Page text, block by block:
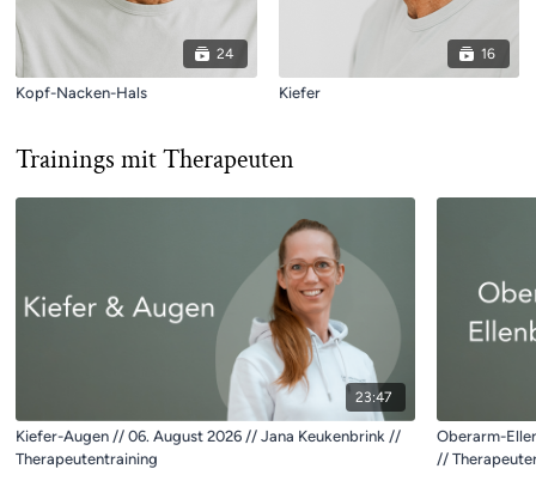
24
Kopf-Nacken-Hals
16
Kiefer
Trainings mit Therapeuten
23:47
Kiefer-Augen // 06. August 2026 // Jana Keukenbrink //
Therapeutentraining
Oberarm-
//